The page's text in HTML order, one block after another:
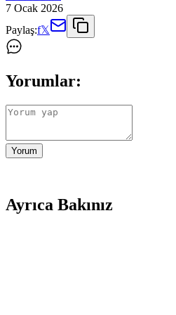
7 Ocak 2026
Paylaş:f𝕏
Yorumlar:
Yorum
Ayrıca Bakınız